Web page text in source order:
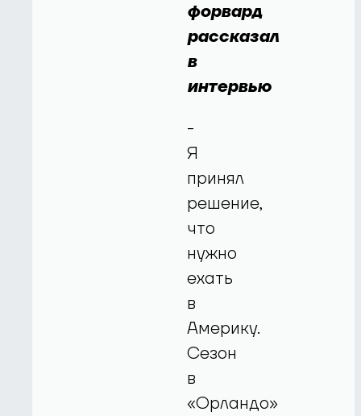
форвард
рассказал
в
интервью
-
Я
принял
решение,
что
нужно
ехать
в
Америку.
Сезон
в
«Орландо»